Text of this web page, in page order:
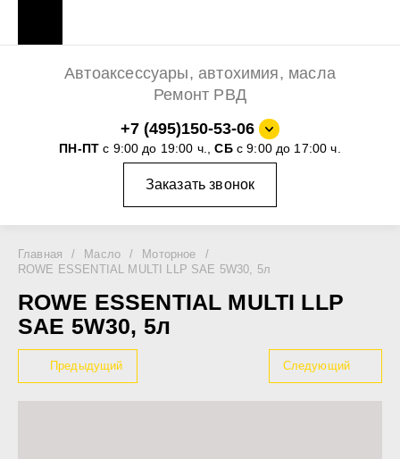
Автоаксессуары, автохимия, масла
Ремонт РВД
+7 (495)150-53-06
ПН-ПТ с 9:00 до 19:00 ч.,СБс 9:00 до 17:00 ч.
Заказать звонок
Главная / Масло / Моторное
/
ROWE ESSENTIAL MULTI LLP SAE 5W30, 5л
ROWE ESSENTIAL MULTI LLP
SAE 5W30, 5л
Предыдущий Следующий